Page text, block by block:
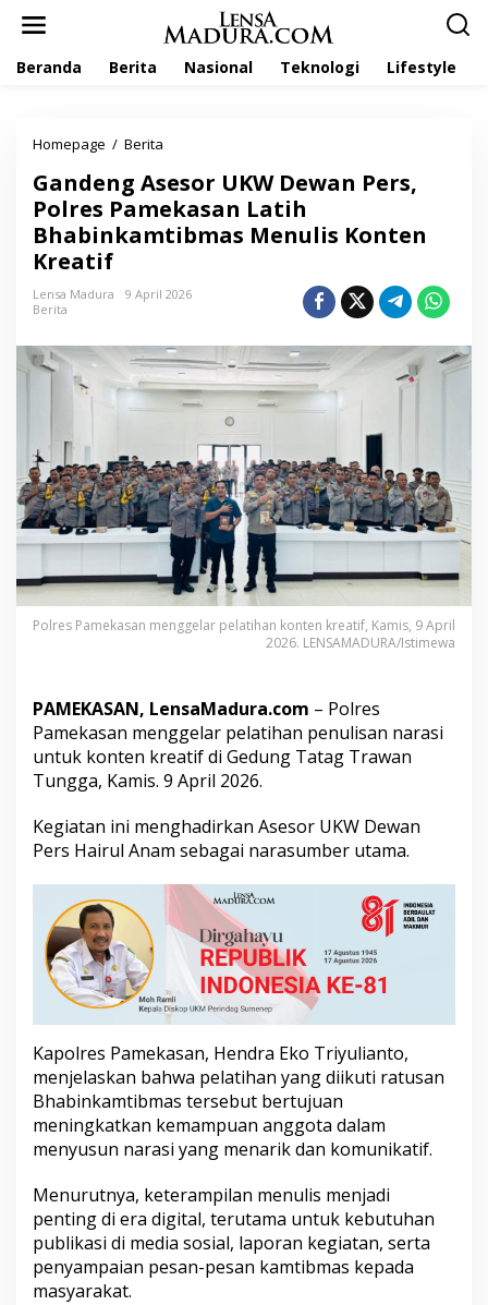
Beranda Berita Nasional Teknologi Lifestyle
Homepage / Berita
n
d
e
n
s
o
r
U
D
e
w
a
n
P
e
r
,
r
e
s
P
a
e
k
s
n
t
i
h
B
h
a
b
i
n
m
t
i
b
Gandeng Asesor UKW Dewan Pers,
Polres Pamekasan Latih
Bhabinkamtibmas Menulis Konten
Kreatif
Lensa Madura
9 April 2026
Berita
Polres Pamekasan menggelar pelatihan konten kreatif, Kamis, 9 April
2026. LENSAMADURA/Istimewa
PAMEKASAN, LensaMadura.com – Polres
Pamekasan menggelar pelatihan penulisan narasi
untuk konten kreatif di Gedung Tatag Trawan
Tungga, Kamis. 9 April 2026.
Kegiatan ini menghadirkan Asesor UKW Dewan
Pers Hairul Anam sebagai narasumber utama.
Kapolres Pamekasan, Hendra Eko Triyulianto,
menjelaskan bahwa pelatihan yang diikuti ratusan
Bhabinkamtibmas tersebut bertujuan
meningkatkan kemampuan anggota dalam
menyusun narasi yang menarik dan komunikatif.
Menurutnya, keterampilan menulis menjadi
penting di era digital, terutama untuk kebutuhan
publikasi di media sosial, laporan kegiatan, serta
penyampaian pesan-pesan kamtibmas kepada
masyarakat.